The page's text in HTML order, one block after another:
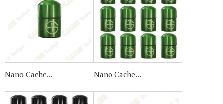
Nano Cache... Nano Cache...